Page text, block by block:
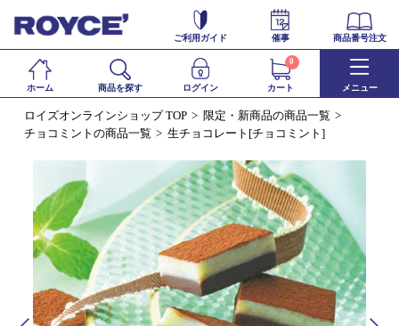
ご利用ガイド 催事 商品番号注文
ホーム 商品を探す ログイン カート
0
メニュー
ロイズオンラインショップ TOP
限定・新商品の商品一覧
チョコミントの商品一覧
生チョコレート[チョコミント]